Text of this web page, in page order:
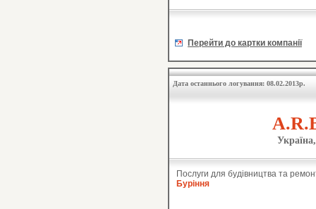
Перейти до картки компанії
Дата останнього логування: 08.02.2013р.
Послуги для будівництва та
Буріння